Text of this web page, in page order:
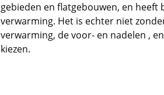
gebieden en flatgebouwen, en
verwarming. Het is echter niet
verwarming, de voor- en nadelen ,
kiezen.